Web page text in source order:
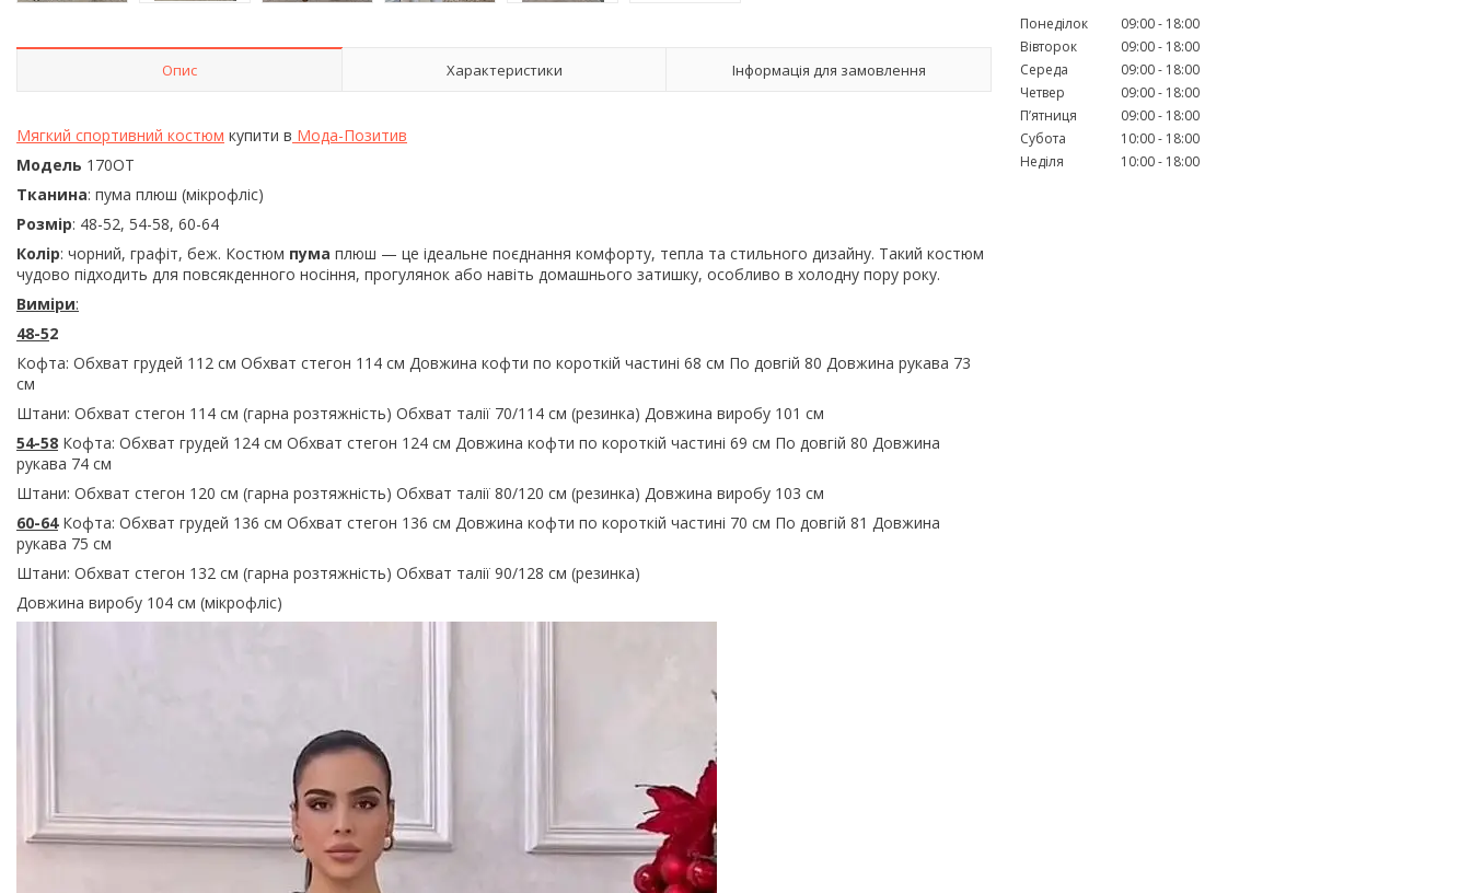
Опис Характеристики Інформація для замовлення
Мягкий спортивний костюм купити в Мода-Позитив
Модель 170ОТ
Тканина: пума плюш (мікрофліс)
Розмір: 48-52, 54-58, 60-64
Колір: чорний, графіт, беж. Костюм пума плюш — це ідеальне поєднання комфорту, тепла та стильного дизайну. Такий костюм
чудово підходить для повсякденного носіння, прогулянок або навіть домашнього затишку, особливо в холодну пору року.
Виміри:
48-52
Кофта: Обхват грудей 112 см Обхват стегон 114 см Довжина кофти по короткій частині 68 см По довгій 80 Довжина рукава 73
см
Штани: Обхват стегон 114 см (гарна розтяжність) Обхват талії 70/114 см (резинка) Довжина виробу 101 см
54-58 Кофта: Обхват грудей 124 см Обхват стегон 124 см Довжина кофти по короткій частині 69 см По довгій 80 Довжина
рукава 74 см
Штани: Обхват стегон 120 см (гарна розтяжність) Обхват талії 80/120 см (резинка) Довжина виробу 103 см
60-64Кофта: Обхват грудей 136 см Обхват стегон 136 см Довжина кофти по короткій частині 70 см По довгій 81 Довжина
рукава 75 см
Штани: Обхват стегон 132 см (гарна розтяжність) Обхват талії 90/128 см (резинка)
Довжина виробу 104 см (мікрофліс)
Понеділок 09:00
18:00
Вівторок
09:00
18:00
Середа
09:00
18:00
Четвер
09:00
18:00
Пʼятниця
09:00
18:00
Субота
10:00
18:00
Неділя
10:00 18:00